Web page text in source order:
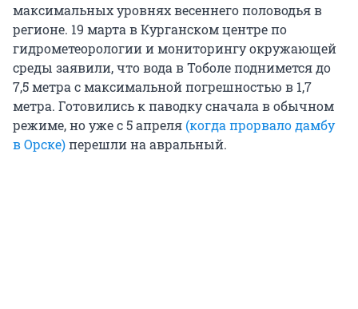
максимальных уровнях весеннего половодья в
регионе. 19 марта в Курганском центре по
гидрометеорологии и мониторингу окружающей
среды заявили, что вода в Тоболе поднимется до
7,5 метра с максимальной погрешностью в 1,7
метра. Готовились к паводку сначала в обычном
режиме, но уже с 5 апреля (когда прорвало дамбу
в Орске)перешли на авральный.